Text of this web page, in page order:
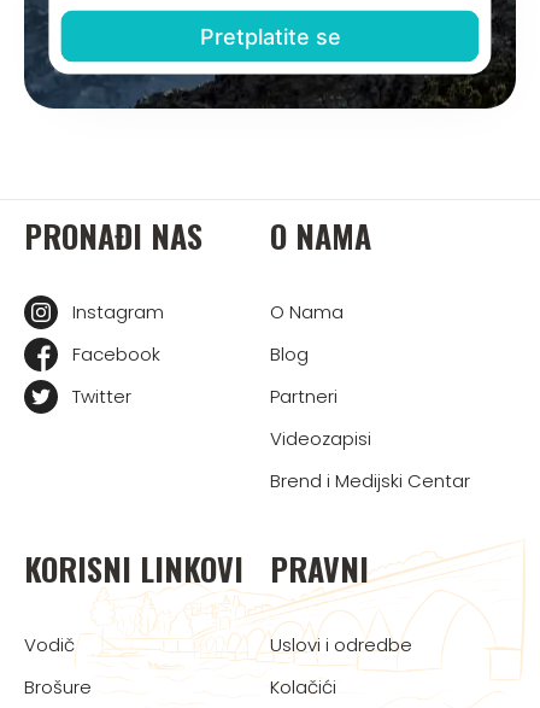
PRONAĐI NAS
Instagram
Facebook
Twitter
O NAMA
O Nama
Blog
Partneri
Videozapisi
Brend i Medijski Centar
KORISNI LINKOVI
Vodič
Brošure
PRAVNI
Uslovi i odredbe
Kolačići